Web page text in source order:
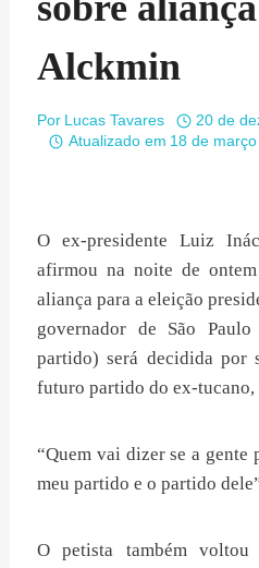
Alckmin
Por Lucas Tavares
20 de
Atualizado em 18 de
O ex-presidente Luiz
afirmou na noite de
aliança para a eleição
governador de São
partido) será decidida por
futuro partido do ex-tucano,
“Quem vai dizer se a gente
meu partido e o partido
O petista também